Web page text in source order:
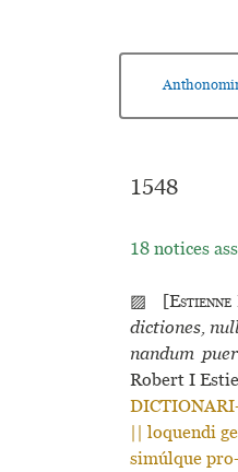
1548
18 notices
▨ [Estienne
dic­tio­nes,
nan­dum
Robert I
|| loquendi
simúlque